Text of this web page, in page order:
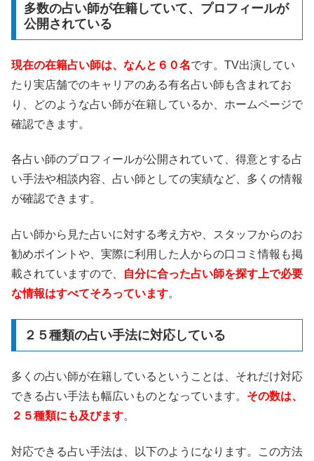
多数の占い師が在籍していて、プロフィールが
公開されている
現在の在籍占い師は、なんと６０名です。TV出演してい
たり実店舗でのキャリアのある有名占い師も含まれてお
り、どのような占い師が在籍しているか、ホームページで
確認できます。
各占い師のプロフィールが公開されていて、得意とする占
い手法や相談内容、占い師としての実績など、多くの情報
が確認できます。
占い師から見た占いに対する考え方や、スタッフからのお
勧めポイントや、実際に利用した人からの口コミ情報も掲
載されていますので、
自分に合った占い師を探す上で必要
な情報はすべてそろっています。
２５種類の占い手法に対応している
多くの占い師が在籍しているということは、それだけ対応
できる占い手法も幅広いものとなっています。 その数は、
２５種類にも及びます。
対応できる占い手法は、以下のようになります。この方法